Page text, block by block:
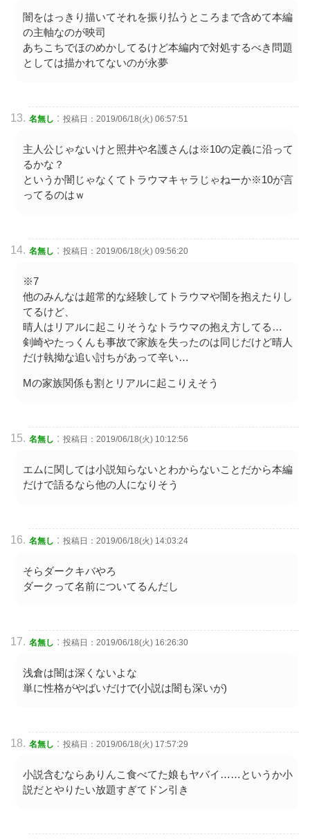
闇をはっきり描いてそれを振り払うところまで含めて本編
の主軸なのが映司
あちこちでほのめかしてるけど本編内で対処するべき問題
としては描かれてないのが永夢
名無し : 投稿日：2019/06/18(火) 06:57:51
主人公じゃないけと照井や名護さんは※10の定義に沿って
るかな？
というか闇じゃなくてトラウマキャラじゃねーか※10が言
ってるのはｗ
名無し : 投稿日：2019/06/18(火) 09:56:20
※7
他のみんなは超常的な経験してトラウマや闇を抱えたりし
てるけど、
晴人はリアルに起こりそうなトラウマの抱え方してる…
剣崎やたっくんも事故で家族を失ったのは同じだけど晴人
だけ執拗な追い討ちがあって辛い…
Mの家族関係も割とリアルに起こりえそう
名無し : 投稿日：2019/06/18(火) 10:12:56
エムに関しては小説知らないとわからないことだから本編
だけで語るなら他の人になりそう
名無し : 投稿日：2019/06/18(火) 14:03:24
そらダークキバやろ
ダークって名前についてるんだし
名無し : 投稿日：2019/06/18(火) 16:26:30
浅倉は闇は深くないよな
単に性格がやばいだけで(小説は闇も深いが)
名無し : 投稿日：2019/06/18(火) 17:57:29
小説含むならありんこ食べてた娘もヤバイ……というか小
説だとやりたい放題すぎてドン引き